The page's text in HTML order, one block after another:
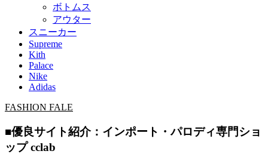
ボトムス
アウター
スニーカー
Supreme
Kith
Palace
Nike
Adidas
FASHION FALE
■優良サイト紹介：インポート・パロディ専門ショ
ップ cclab